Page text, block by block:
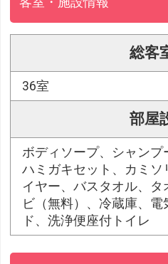
総客
36室
部屋
ボディソープ、シャンプ
ハミガキセット、カミソ
イヤー、バスタオル、
ビ（無料）、冷蔵庫、
ド、洗浄便座付トイレ